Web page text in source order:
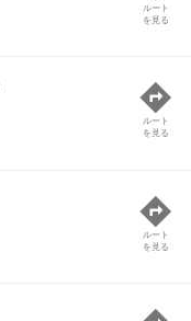
ルート
を見る
ルート
を見る
ルート
を見る